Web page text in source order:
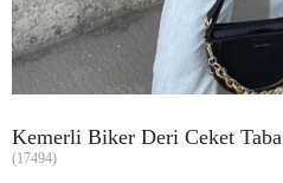
Kemerli Biker Deri Ceket Taba
(17494)